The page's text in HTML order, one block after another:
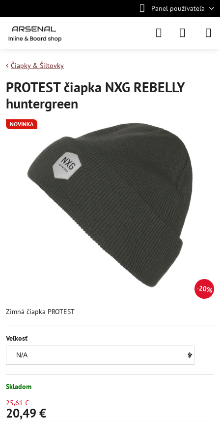
Panel používateľa
NOVINKA
20%
Čiapky & Šiltovky
PROTEST čiapka NXG REBELLY
huntergreen
Zimná čiapka PROTEST
Veľkosť
Skladom
25,61 €
20,49 €